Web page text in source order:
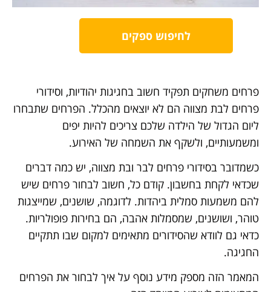
לחיפוש ספקים
פרחים משחקים תפקיד חשוב בחגיגות יהודיות, וסידורי
פרחים לבת מצווה הם לא יוצאים מהכלל. הפרחים שתבחרו
ליום הגדול של הילדה שלכם צריכים להיות יפים
ומשמעותיים, ולשקף את השמחה של האירוע.
כשמדובר בסידורי פרחים לבר ובת מצווה, יש כמה דברים
שכדאי לקחת בחשבון. קודם כל, חשוב לבחור פרחים שיש
להם משמעות סמלית ביהדות. לדוגמה, שושנים, שמייצגות
טוהר, ושושנים, שמסמלות אהבה, הם בחירות פופולריות.
כדאי גם לוודא שהסידורים מתאימים למקום שבו תתקיים
החגיגה.
המאמר הזה מספק מידע נוסף על איך לבחור את הפרחים